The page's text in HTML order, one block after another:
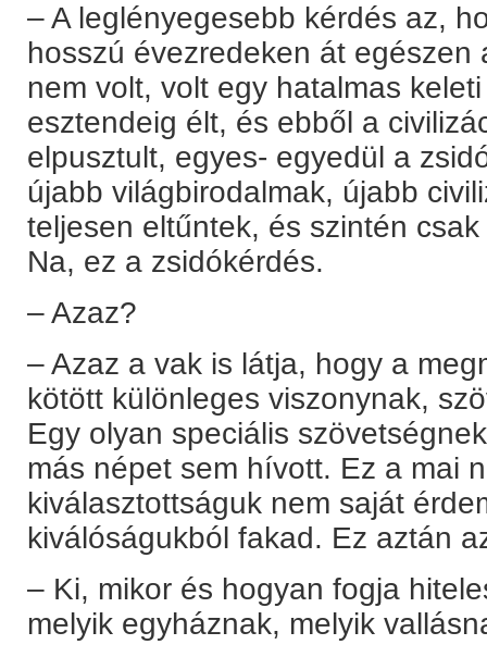
– A leglényegesebb kérdés az,
hosszú évezredeken át egészen
nem volt, volt egy hatalmas
esztendeig élt, és ebből a
elpusztult, egyes- egyedül a
újabb világbirodalmak, újabb
teljesen eltűntek, és szintén
Na, ez a zsidókérdés.
– Azaz?
– Azaz a vak is látja, hogy a
kötött különleges viszonynak,
Egy olyan speciális
más népet sem hívott. Ez a mai
kiválasztottságuk nem saját
kiválóságukból fakad. Ez aztán
– Ki, mikor és hogyan fogja
melyik egyháznak, melyik